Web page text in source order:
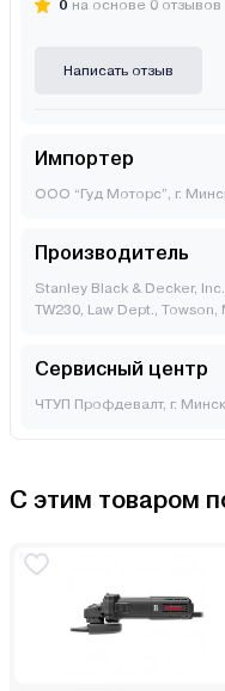
0 на основе 0 отзывов
Написать отзыв
Импортер
ООО “Гуд Моторс”, г.
Производитель
Stanley Black & Decker,
TW230, Law Dept., Towson,
Сервисный центр
ЧТУП Профдевалт, г.
С этим товаром